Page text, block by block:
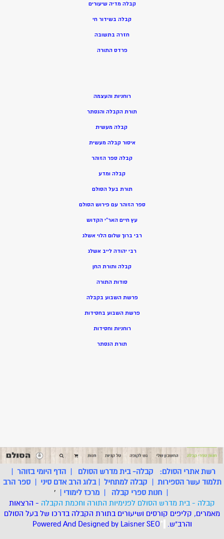
קבלה מדיה שיעורים
קבלה בשידור חי
חזרה בתשובה
פרדס התורה
רוחניות והעצמה
תורת הקבלה והנסתר
קבלה מעשית
איסור קבלה מעשית
קבלה ספר הזוהר
קבלה ומדע
תורת בעל הסולם
ספר הזוהר עם פירוש הסולם
עץ חיים האר”י הקדוש
רבי ברוך שלום הלוי אשלג
רבי יהודה לייב אשלג
קבלה ותורת החן
סודות התורה
פרשת השבוע בקבלה
פרשת השבוע בחסידות
רוחניות וחסידות
תורת הנסתר
רשת אתרי הסולם: קבלה- בית מדרש הסולם |הדף היומי בזוהר |
תלמוד עשר הספירות | קבלה למתחיל |בלוג הרב אדם סיני |ספר הרב
| חנות ספרי קבלה | מרכז לימודי |
'
קבלה - בית מדרש הסולם לפנימיות התורה וחכמת הקבלה - הרצאות
מאמרים, קליפים קורסים ושיעורים בתורת הקבלה בדרכו של בעל הסולם
והרב"ש. *
Powered And Designed by LaisnerSEO